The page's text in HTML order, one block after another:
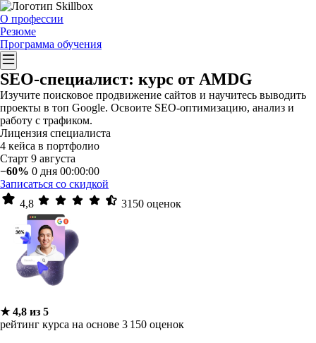
О профессии
Резюме
Программа обучения
SEO-специалист: курс от AMDG
Изучите поисковое продвижение сайтов и научитесь выводить
проекты в топ Google. Освоите SEO-оптимизацию, анализ и
работу с трафиком.
Лицензия специалиста
4 кейса в портфолио
Старт 9 августа
−60% 0 дня 00:00:00
Записаться со скидкой
4,8
3150 оценок
★ 4,8 из 5
рейтинг курса на основе 3 150 оценок